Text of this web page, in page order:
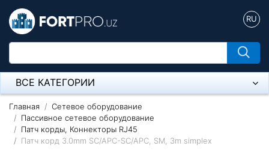
RU
ВСЕ КАТЕГОРИИ
Микрофон
Напольные розетки
Главная
Сетевое оборудование
Пассивное сетевое оборудование
Патч корды, Коннекторы RJ45
Патч корд 3.0mm SC/APC-SC/APC, SM, 3m simplex